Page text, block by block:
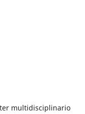
multidisciplinario